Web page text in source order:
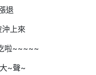
退
上來
啦~~~~~
~聲~